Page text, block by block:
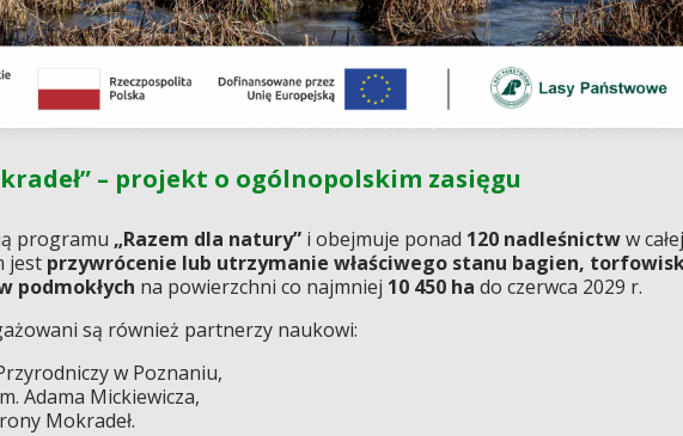
– projekt o ogólnopolskim zasięgu
programu „Razem dla natury” i obejmuje ponad 120 nadleśnictww całej
jest przywrócenie lub utrzymanie właściwego stanu bagien,
podmokłych na powierzchni co najmniej 10 450 ha do czerwca 2029 r.
są również partnerzy naukowi:
w Poznaniu,
Adama Mickiewicza,
Mokradeł.